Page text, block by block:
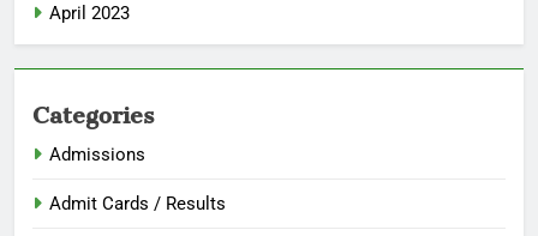
April 2023
Categories
Admissions
Admit Cards / Results